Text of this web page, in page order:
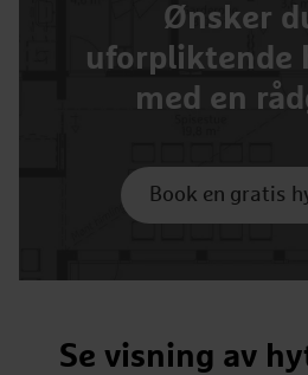
Ønsker
uforpliktende
med en
Book en gratis
Se visning av